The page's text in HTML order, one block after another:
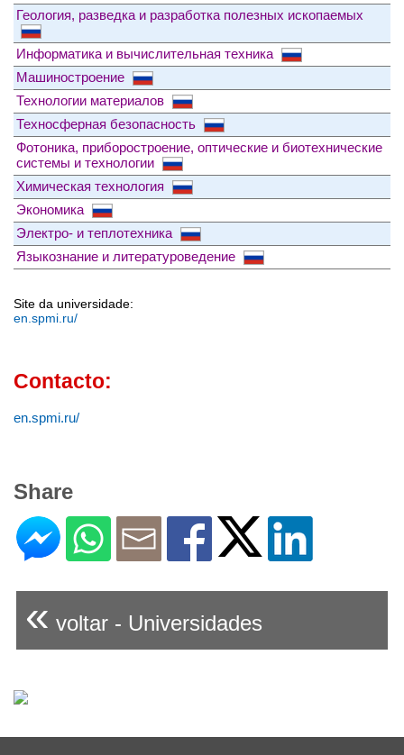
Геология, разведка и разработка полезных ископаемых
Информатика и вычислительная техника
Машиностроение
Технологии материалов
Техносферная безопасность
Фотоника, приборостроение, оптические и биотехнические
системы и технологии
Химическая технология
Экономика
Электро- и теплотехника
Языкознание и литературоведение
Site da universidade:
en.spmi.ru/
Contacto:
en.spmi.ru/
Share
« voltar - Universidades